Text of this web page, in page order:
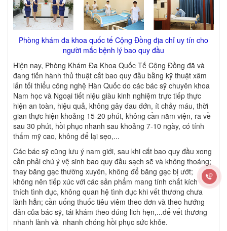
Phòng khám đa khoa quốc tế Cộng Đồng địa chỉ uy tín cho
người mắc bệnh lý bao quy đầu
Hiện nay, Phòng Khám Đa Khoa Quốc Tế Cộng Đồng đã và
đang tiến hành thủ thuật cắt bao quy đầu bằng kỹ thuật xâm
lấn tối thiểu công nghệ Hàn Quốc do các bác sỹ chuyên khoa
Nam học và Ngoại tiết niệu giàu kinh nghiệm trực tiếp thực
hiện an toàn, hiệu quả, không gây đau đớn, ít chảy máu, thời
gian thực hiện khoảng 15-20 phút, không cần nằm viện, ra về
sau 30 phút, hồi phục nhanh sau khoảng 7-10 ngày, có tính
thẩm mỹ cao, không để lại sẹo,...
Các bác sỹ cũng lưu ý nam giới, sau khi cắt bao quy đầu xong
cần phải chú ý vệ sinh bao quy đầu sạch sẽ và không thoáng;
thay băng gạc thường xuyên, không để băng gạc bị ướt;
không nên tiếp xúc với các sản phẩm mang tính chất kích
thích tình dục, không quan hệ tình dục khi vết thương chưa
lành hẳn; cần uống thuốc tiêu viêm theo đơn và theo hướng
dẫn của bác sỹ, tái khám theo đúng lich hẹn,...để vết thương
nhanh lành và nhanh chóng hồi phục sức khỏe.